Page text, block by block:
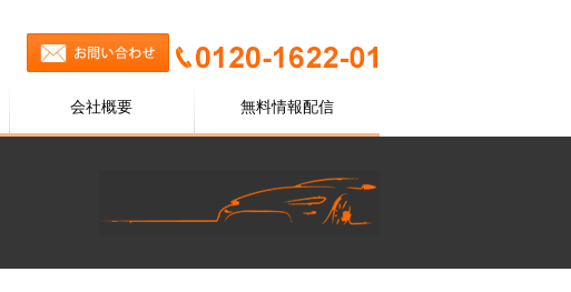
会社概要 無料情報配信